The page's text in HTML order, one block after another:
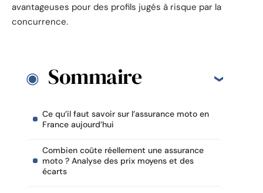
avantageuses pour des profils jugés à risque par la
concurrence.
Sommaire
Ce qu’il faut savoir sur l’assurance moto en
France aujourd’hui
Combien coûte réellement une assurance
moto ? Analyse des prix moyens et des
écarts